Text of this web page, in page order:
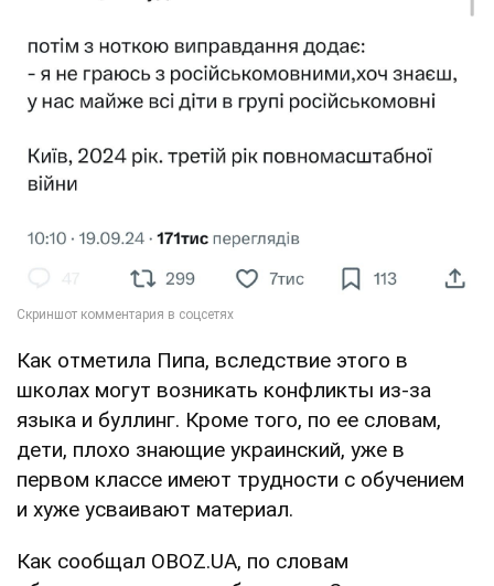
Как отметила Пипа, вследствие этого в
школах могут возникать конфликты из-за
языка и буллинг. Кроме того, по ее словам,
дети, плохо знающие украинский, уже в
первом классе имеют трудности с обучением
и хуже усваивают материал.
Как сообщал OBOZ.UA, по словам